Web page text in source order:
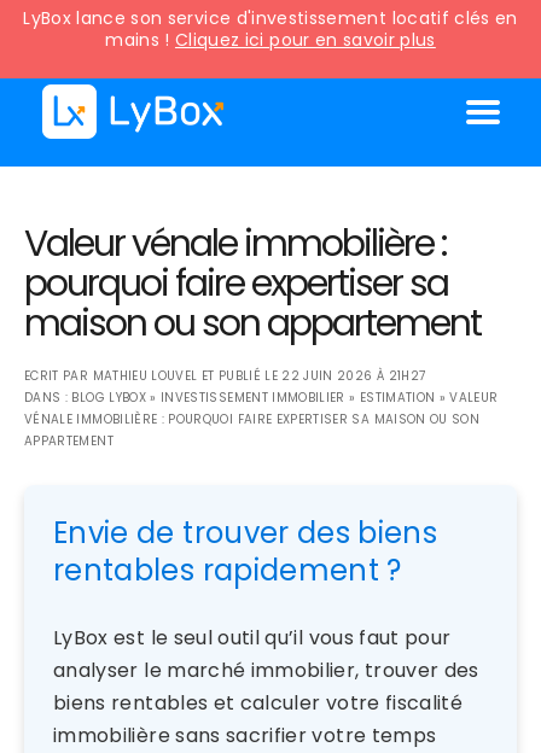
LyBox lance son service d'investissement locatif clés en
mains ! Cliquez ici pour en savoir plus
Valeur vénale immobilière :
pourquoi faire expertiser sa
maison ou son appartement
ECRIT PAR MATHIEU LOUVEL ET PUBLIÉ LE 22 JUIN 2026 À 21H27
DANS : BLOG LYBOX» INVESTISSEMENT IMMOBILIER » ESTIMATION »VALEUR
VÉNALE IMMOBILIÈRE : POURQUOI FAIRE EXPERTISER SA MAISON OU SON
APPARTEMENT
Envie de trouver des biens
rentables rapidement ?
LyBox est le seul outil qu’il vous faut pour
analyser le marché immobilier, trouver des
biens rentables et calculer votre fiscalité
immobilière sans sacrifier votre temps